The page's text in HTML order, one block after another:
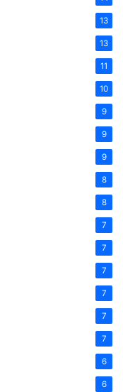
13
13
11
10
9
9
9
8
8
7
7
7
7
7
7
6
6